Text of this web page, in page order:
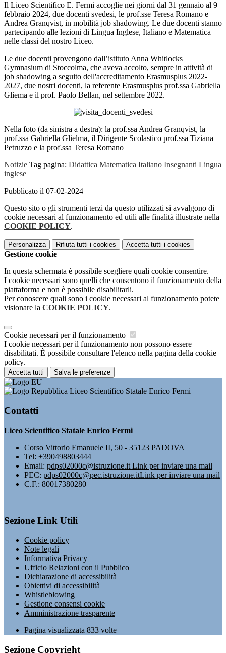
Il Liceo Scientifico E. Fermi accoglie nei giorni dal 31 gennaio al 9
febbraio 2024, due docenti svedesi, le prof.sse Teresa Romano e
Andrea Granqvist, in mobilità job shadowing. Le due docenti stanno
partecipando alle lezioni di Lingua Inglese, Italiano e Matematica
nelle classi del nostro Liceo.
Le due docenti provengono dall’istituto Anna Whitlocks
Gymnasium di Stoccolma, che aveva accolto, sempre in attività di
job shadowing a seguito dell'accreditamento Erasmusplus 2022-
2027, due nostri docenti, la referente Erasmusplus prof.ssa Gabriella
Gliema e il prof. Paolo Bellan, nel settembre 2022.
Nella foto (da sinistra a destra): la prof.ssa Andrea Granqvist, la
prof.ssa Gabriella Glielma, il Dirigente Scolastico prof.ssa Tiziana
Petruzzo e la prof.ssa Teresa Romano
Notizie Tag pagina: Didattica Matematica Italiano Insegnanti Lingua
inglese
Pubblicato il 07-02-2024
Questo sito o gli strumenti terzi da questo utilizzati si avvalgono di
cookie necessari al funzionamento ed utili alle finalità illustrate nella
COOKIE POLICY.
Personalizza Rifiuta tutti i cookies Accetta tutti i cookies
Gestione cookie
In questa schermata è possibile scegliere quali cookie consentire.
I cookie necessari sono quelli che consentono il funzionamento della
piattaforma e non è possibile disabilitarli.
Per conoscere quali sono i cookie necessari al funzionamento potete
visionare la COOKIE POLICY.
Cookie necessari per il funzionamento
I cookie necessari per il funzionamento non possono essere
disabilitati. È possibile consultare l'elenco nella pagina della cookie
policy.
Accetta tutti Salva le preferenze
Liceo Scientifico Statale Enrico Fermi
Contatti
Liceo Scientifico Statale Enrico Fermi
Corso Vittorio Emanuele II, 50 - 35123 PADOVA
Tel: +390498803444
Email: pdps02000c@istruzione.it Link per inviare una mail
PEC: pdps02000c@pec.istruzione.itLink per inviare una mail
C.F.: 80017380280
Sezione Link Utili
Cookie policy
Note legali
Informativa Privacy
Ufficio Relazioni con il Pubblico
Dichiarazione di accessibilità
Obiettivi di accessibilità
Whistleblowing
Gestione consensi cookie
Amministrazione trasparente
Pagina visualizzata 833 volte
Sezione Copyright